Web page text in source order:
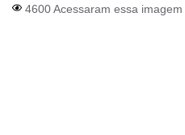
4600 Acessaram essa imagem